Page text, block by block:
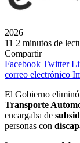
2026
11 2 minutos de
Compartir
Facebook Twitter
correo electrónico
El Gobierno
Transporte
encargaba de
personas con